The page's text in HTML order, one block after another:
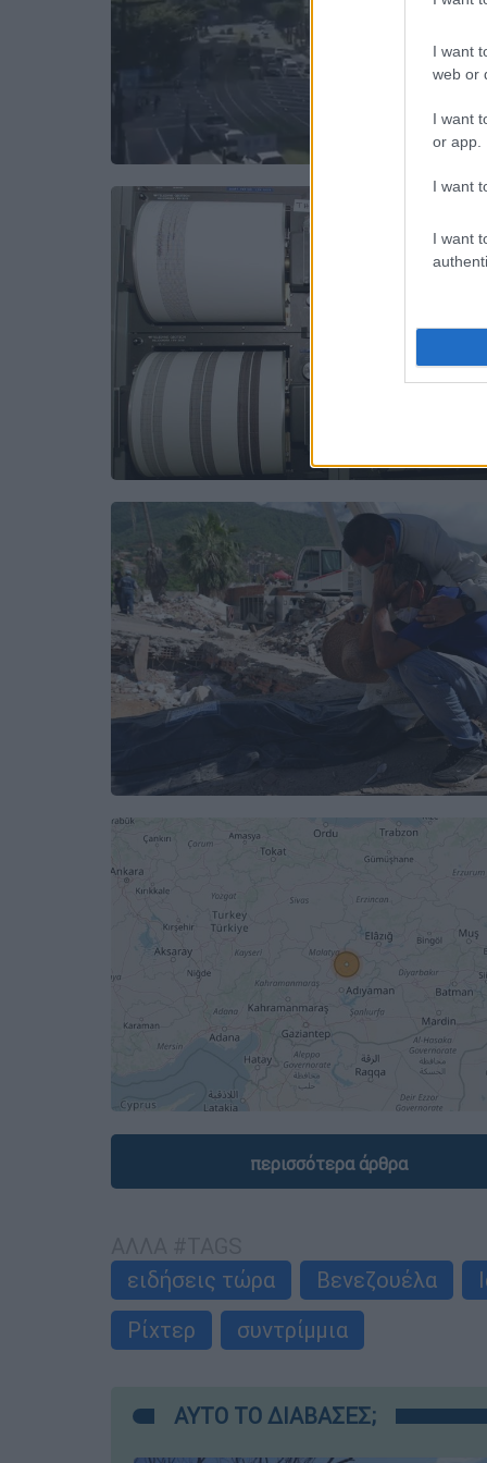
I want
web or
I want
or app.
I want
I want
περισσότερα άρθρα
ειδήσεις τώρα
Βενεζουέλα
Ρίχτερ
συντρίμμια
ΑΥΤΟ ΤΟ ΔΙΑΒΑΣΕΣ;